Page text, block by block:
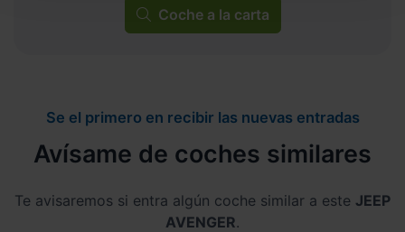
Coche a la carta
Se el primero en recibir las nuevas entradas
Avísame de coches similares
Te avisaremos si entra algún coche similar a este JEEP
AVENGER.